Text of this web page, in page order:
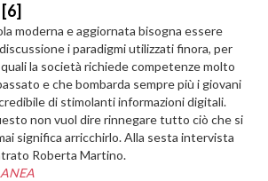
moderna e aggiornata bisogna essere
i paradigmi utilizzati finora, per
la società richiede competenze molto
e che bombarda sempre più i giovani
di stimolanti informazioni digitali.
non vuol dire rinnegare tutto ciò che si
significa arricchirlo. Alla sesta intervista
Roberta Martino.